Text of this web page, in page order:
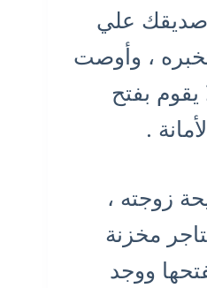
صديقك علي
، وأوصت
يقوم بفتح
.
زوجته ،
مخزنة
ووجد